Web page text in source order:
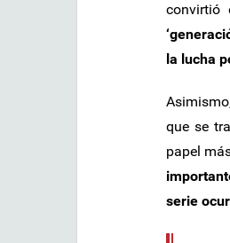
convirtió
la lucha
que se
papel
serie